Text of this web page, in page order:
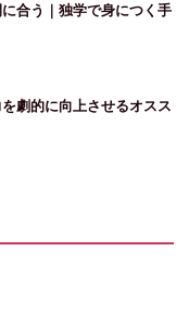
合う｜独学で身につく手
劇的に向上させるオスス